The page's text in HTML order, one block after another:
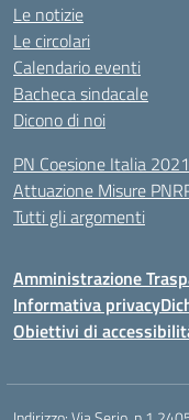
Le notizie
Le circolari
Calendario eventi
Bacheca sindacale
Dicono di noi
PN Coesione Italia
Attuazione Misure
Tutti gli argomenti
Amministrazione
Informativa privacy
Obiettivi di